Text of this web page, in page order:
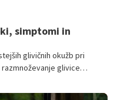
simptomi in
glivičnih okužb pri
glivice